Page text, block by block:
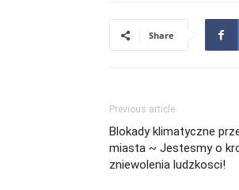
Share
Previous article
Blokady klimatyczne
miasta ~ Jestesmy o
zniewolenia ludzkosci!